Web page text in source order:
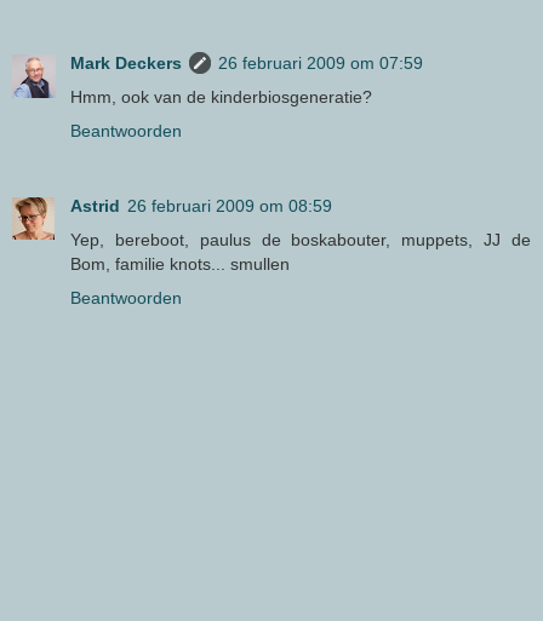
Mark Deckers
26 februari 2009 om 07:59
Hmm, ook van de kinderbiosgeneratie?
Beantwoorden
Astrid 26 februari 2009 om 08:59
Yep, bereboot, paulus de boskabouter, muppets, JJ de
Bom, familie knots... smullen
Beantwoorden